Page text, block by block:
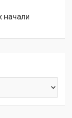
начали